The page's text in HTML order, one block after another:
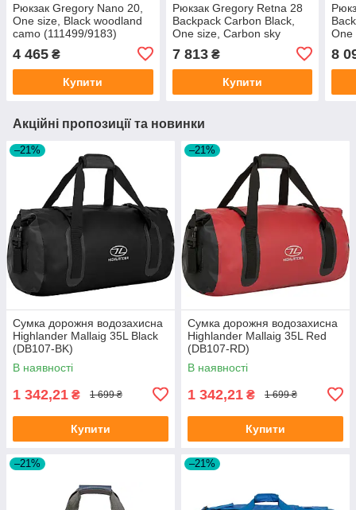
Рюкзак Gregory Nano 20,
One size, Black woodland
camo (111499/9183)
4 465 ₴
Купити
Рюкзак Gregory Retna 28
Backpack Carbon Black,
One size, Carbon sky
7 813₴
Купити
One
8
Акційні пропозиції та новинки
–21%
Сумка дорожня водозахисна
Highlander Mallaig 35L Black
(DB107-BK)
В наявності
1 342,21 ₴ 1 699 ₴
Купити
–21%
Сумка дорожня водозахисна
Highlander Mallaig 35L Red
(DB107-RD)
В наявності
1 342,21 ₴ 1 699 ₴
Купити
–21% –21%